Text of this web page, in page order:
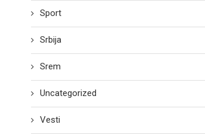
Sport
Srbija
Srem
Uncategorized
Vesti